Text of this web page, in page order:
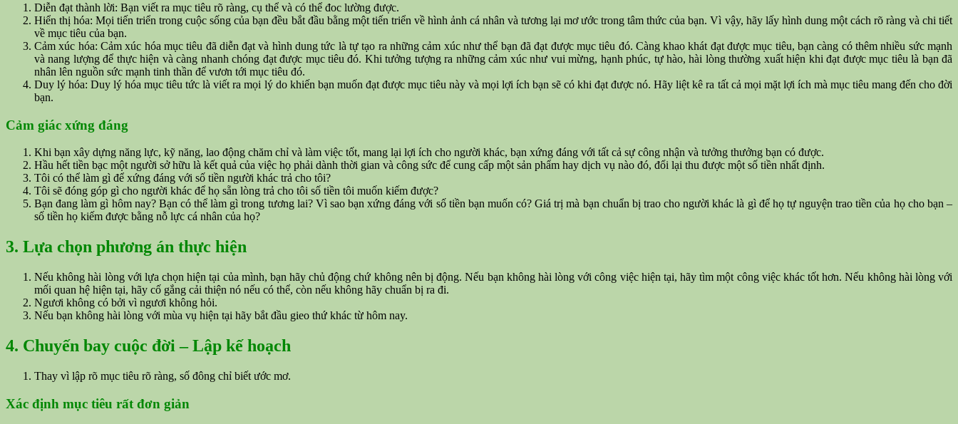
Diễn đạt thành lời: Bạn viết ra mục tiêu rõ ràng, cụ thể và có thể đoc lường được.
Hiển thị hóa: Mọi tiến triển trong cuộc sống của bạn đều bắt đầu bằng một tiến triển về hình ảnh cá nhân và tương lại mơ ước trong tâm thức của bạn. Vì vậy, hãy lấy hình dung một cách rõ ràng và chi tiết
về mục tiêu của bạn.
Cảm xúc hóa: Cảm xúc hóa mục tiêu đã diễn đạt và hình dung tức là tự tạo ra những cảm xúc như thể bạn đã đạt được mục tiêu đó. Càng khao khát đạt được mục tiêu, bạn càng có thêm nhiều sức mạnh
và nang lượng để thực hiện và càng nhanh chóng đạt được mục tiêu đó. Khi tưởng tượng ra những cảm xúc như vui mừng, hạnh phúc, tự hào, hài lòng thường xuất hiện khi đạt được mục tiêu là bạn đã
nhân lên nguồn sức mạnh tinh thần để vươn tới mục tiêu đó.
Duy lý hóa: Duy lý hóa mục tiêu tức là viết ra mọi lý do khiến bạn muốn đạt được mục tiêu này và mọi lợi ích bạn sẽ có khi đạt được nó. Hãy liệt kê ra tất cả mọi mặt lợi ích mà mục tiêu mang đến cho đời
bạn.
Cảm giác xứng đáng
Khi bạn xây dựng năng lực, kỹ năng, lao động chăm chỉ và làm việc tốt, mang lại lợi ích cho người khác, bạn xứng đáng với tất cả sự công nhận và tưởng thưởng bạn có được.
Hầu hết tiền bạc một người sở hữu là kết quả của việc họ phải dành thời gian và công sức để cung cấp một sản phẩm hay dịch vụ nào đó, đổi lại thu được một số tiền nhất định.
Tôi có thể làm gì để xứng đáng với số tiền người khác trả cho tôi?
Tôi sẽ đóng góp gì cho người khác để họ sẵn lòng trả cho tôi số tiền tôi muốn kiếm được?
Bạn đang làm gì hôm nay? Bạn có thể làm gì trong tương lai? Vì sao bạn xứng đáng với số tiền bạn muốn có? Giá trị mà bạn chuẩn bị trao cho người khác là gì để họ tự nguyện trao tiền của họ cho bạn –
số tiền họ kiếm được bằng nỗ lực cá nhân của họ?
3. Lựa chọn phương án thực hiện
Nếu không hài lòng với lựa chọn hiện tại của mình, bạn hãy chủ động chứ không nên bị động. Nếu bạn không hài lòng với công việc hiện tại, hãy tìm một công việc khác tốt hơn. Nếu không hài lòng với
mối quan hệ hiện tại, hãy cố gắng cải thiện nó nếu có thể, còn nếu không hãy chuẩn bị ra đi.
Ngươi không có bởi vì ngươi không hỏi.
Nếu bạn không hài lòng với mùa vụ hiện tại hãy bắt đầu gieo thứ khác từ hôm nay.
4. Chuyến bay cuộc đời – Lập kế hoạch
Thay vì lập rõ mục tiêu rõ ràng, số đông chỉ biết ước mơ.
Xác định mục tiêu rất đơn giản